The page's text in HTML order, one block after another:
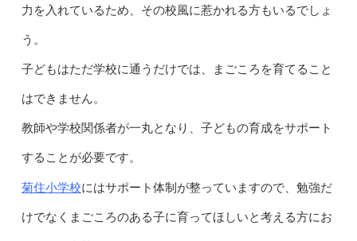
力を入れているため、その校風に惹かれる方もいるでしょ
う。
子どもはただ学校に通うだけでは、まごころを育てること
はできません。
教師や学校関係者が一丸となり、子どもの育成をサポート
することが必要です。
菊住小学校にはサポート体制が整っていますので、勉強だ
けでなくまごころのある子に育ってほしいと考える方にお